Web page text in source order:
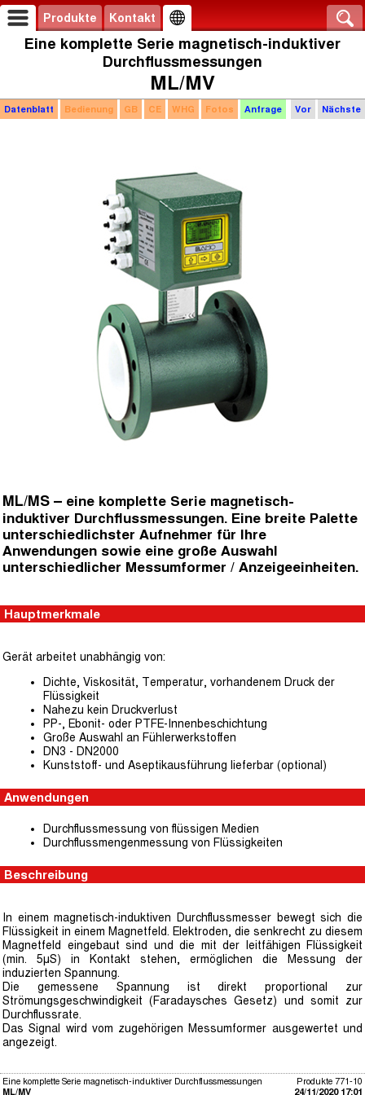
Produkte Kontakt
Eine komplette Serie magnetisch-induktiver
Durchflussmessungen
ML/MV
Vor Nächste
Datenblatt Bedienung GB CE WHG Fotos Anfrage
ML/MS – eine komplette Serie magnetisch-
induktiver Durchflussmessungen. Eine breite Palette
unterschiedlichster Aufnehmer für Ihre
Anwendungen sowie eine große Auswahl
unterschiedlicher Messumformer / Anzeigeeinheiten.
Hauptmerkmale
Gerät arbeitet unabhängig von:
Dichte, Viskosität, Temperatur, vorhandenem Druck der
Flüssigkeit
Nahezu kein Druckverlust
PP-, Ebonit- oder PTFE-Innenbeschichtung
Große Auswahl an Fühlerwerkstoffen
DN3 - DN2000
Kunststoff- und Aseptikausführung lieferbar (optional)
Anwendungen
Durchflussmessung von flüssigen Medien
Durchflussmengenmessung von Flüssigkeiten
Beschreibung
In einem magnetisch-induktiven Durchflussmesser bewegt sich die
Flüssigkeit in einem Magnetfeld. Elektroden, die senkrecht zu diesem
Magnetfeld eingebaut sind und die mit der leitfähigen Flüssigkeit
(min. 5μS) in Kontakt stehen, ermöglichen die Messung der
induzierten Spannung.
Die gemessene Spannung ist direkt proportional zur
Strömungsgeschwindigkeit (Faradaysches Gesetz) und somit zur
Durchflussrate.
Das Signal wird vom zugehörigen Messumformer ausgewertet und
angezeigt.
Produkte 771-10
24/11/2020 17:01
Eine komplette Serie magnetisch-induktiver Durchflussmessungen
ML/MV